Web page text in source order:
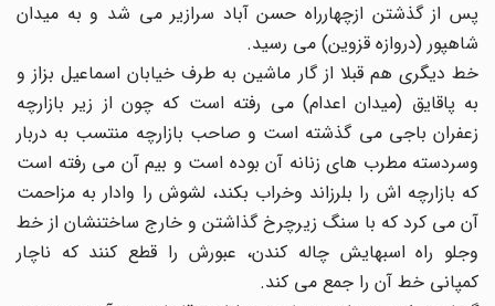
پس از گذشتن ازچهارراه حسن آباد سرازیر می شد و به میدان
شاهپور (دروازه قزوین) می رسید.
خط دیگری هم قبلا از گار ماشین به طرف خیابان اسماعیل بزاز و
به پاقایق (میدان اعدام) می رفته است که چون از زیر بازارچه
زعفران باجی می گذشته است و صاحب بازارچه منتسب به دربار
وسردسته مطرب های زنانه آن بوده است و بیم آن می رفته است
که بازارچه اش را بلرزاند وخراب بکند، لشوش را وادار به مزاحمت
آن می کرد که با سنگ زیرچرخ گذاشتن و خارج ساختنشان از خط
وجلو راه اسبهایش چاله کندن، عبورش را قطع کنند که ناچار
کمپانی خط آن را جمع می کند.